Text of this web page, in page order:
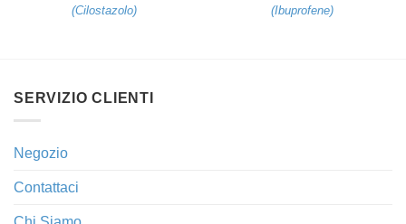
(Cilostazolo)
(Ibuprofene)
SERVIZIO CLIENTI
Negozio
Contattaci